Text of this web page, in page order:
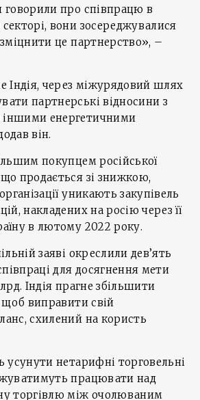
говорили про співпрацю в
вони зосереджувалися
це партнерство», –
Індія, через міжурядовий шлях
партнерські відносини з
енергетичними
він.
покупцем російської
продається зі знижкою,
уникають закупівель
накладених на росію через її
в лютому 2022 року.
заяві окреслили дев’ять
для досягнення мети
Індія прагне збільшити
щоб виправити свій
схилений на користь
усунути нетарифні торговельні
працювати над
торгівлю між очолюваним